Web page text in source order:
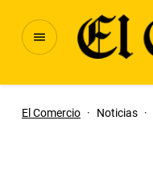
El Comercio · Noticias ·